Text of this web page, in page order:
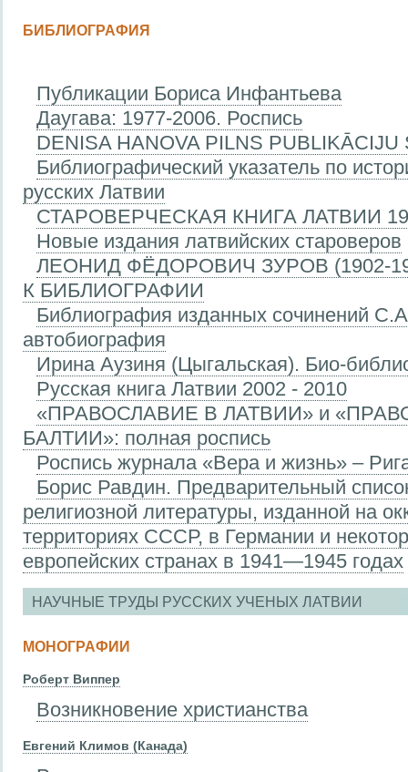
БИБЛИОГРАФИЯ
Публикации Бориса Инфантьева
Даугава: 1977-2006. Роспись
DENISA HANOVA PILNS PUBLIKĀCIJU
Библиографический указатель по
русских Латвии
СТАРОВЕРЧЕСКАЯ КНИГА ЛАТВИИ
Новые издания латвийских староверов
ЛЕОНИД ФЁДОРОВИЧ ЗУРОВ (1902-
К БИБЛИОГРАФИИ
Библиография изданных сочинений
автобиография
Ирина Аузиня (Цыгальская). Био-
Русская книга Латвии 2002 - 2010
«ПРАВОСЛАВИЕ В ЛАТВИИ» и
БАЛТИИ»: полная роспись
Роспись журнала «Вера и жизнь» –
Борис Равдин. Предварительный
религиозной литературы, изданной на
территориях СССР, в Германии и
европейских странах в 1941—1945 годах
НАУЧНЫЕ ТРУДЫ РУССКИХ УЧЕНЫХ ЛАТВИИ
МОНОГРАФИИ
Роберт Виппер
Возникновение христианства
Евгений Климов (Канада)